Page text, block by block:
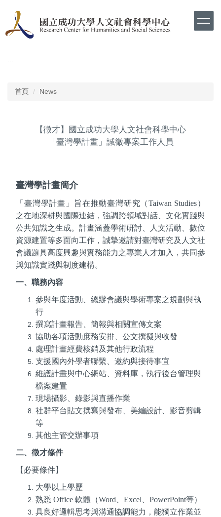
要
容
:::
首頁 News
【徵才】國立成功大學人文社會科學中心
「臺灣學計畫」誠徵專案工作人員
臺灣學計畫簡介
「臺灣學計畫」旨在推動臺灣研究（Taiwan Studies）
之在地深耕與國際連結，強調跨領域對話、文化實踐與
公共知識之生成。計畫涵蓋學術研討、人文活動、數位
資源建置等多面向工作，誠摯邀請對臺灣研究及人文社
會議題具高度興趣與實務能力之專業人才加入，共同參
與知識實踐與制度建構。
一、職務內容
參與年度活動、總辦會議與學術專案之規劃與執
行
撰寫計畫報告、簡報與相關宣傳文案
協助各項活動庶務安排、公文撰擬與收發
處理計畫經費核銷及其他行政流程
支援國內外學者聯繫、邀約與接待事宜
維護計畫與中心網站、資料庫，執行後台管理與
檔案建置
現場攝影、錄影與直播作業
社群平台貼文撰寫與發布、美編設計、影音剪輯
等
其他主管交辦事項
二、徵才條件
【必要條件】
大學以上學歷
熟悉 Office 軟體（Word Excel PowerPoint等）
具良好邏輯思考與溝通協調能力，能獨立作業並